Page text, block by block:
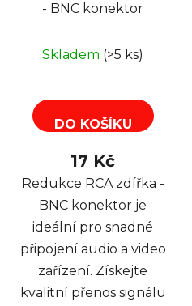
- BNC konektor
Skladem (>5 ks)
DO KOŠÍKU
17 Kč
Redukce RCA zdířka -
BNC konektor je
ideální pro snadné
připojení audio a video
zařízení. Získejte
kvalitní přenos signálu